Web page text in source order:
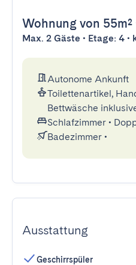
Wohnung von 55m²
Max. 2 Gäste • Etage: 4 •
Autonome Ankunft
Toilettenartikel,
Bettwäsche
Schlafzimmer •
Badezimmer •
Ausstattung
Geschirrspüler